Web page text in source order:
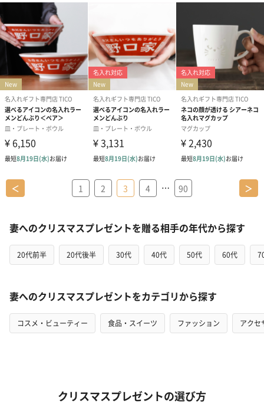
＜ 1 2 3 4 … 90 ＞
妻へのクリスマスプレゼントを贈る相手の年代から探す
20代前半 20代後半 30代 40代 50代 60代
妻へのクリスマスプレゼントをカテゴリから探す
コスメ・ビューティー 食品・スイーツ ファッション アクセ
クリスマスプレゼントの選び方